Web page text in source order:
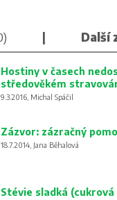
| Další
Hostiny v časech
středověkém
9.3.2016, Michal Spáčil
Zázvor: zázračný
18.7.2014, Jana Běhalová
Stévie sladká